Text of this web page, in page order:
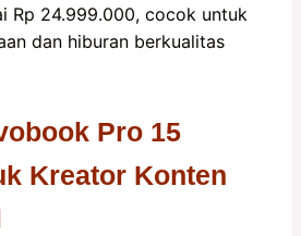
Rp 24.999.000, cocok untuk
dan hiburan berkualitas
Pro 15
Kreator Konten